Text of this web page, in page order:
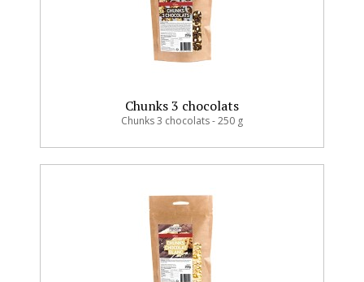
Chunks 3 chocolats
Chunks 3 chocolats - 250 g